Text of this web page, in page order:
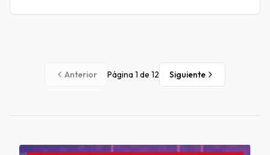
Anterior Página1 de 12 Siguiente